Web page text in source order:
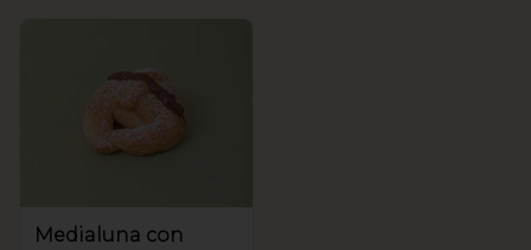
Medialuna con